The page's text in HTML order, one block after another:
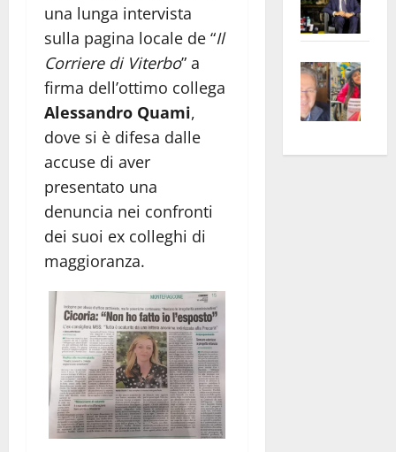
una lunga intervista
sulla pagina locale de “Il
Corriere di Viterbo” a
firma dell’ottimo collega
Alessandro Quami,
dove si è difesa dalle
accuse di aver
presentato una
denuncia nei confronti
dei suoi ex colleghi di
maggioranza.
euro
apre